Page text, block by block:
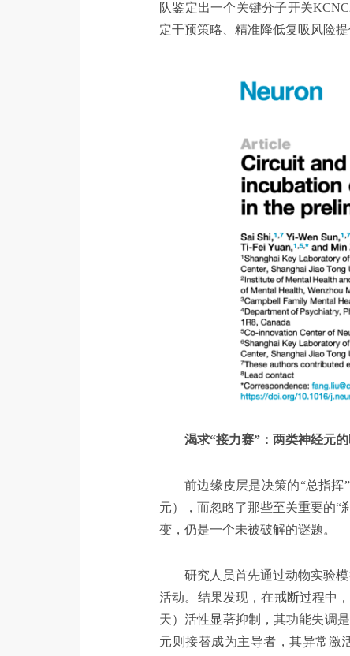
队鉴定出一个关键分子开关
定干预策略、精准降低复吸风险提
渴求“接力赛”：两类神经元
前边缘皮层是决策的“总指
元），而忽略了那些至关重要的“
变，仍是一个未被破解的谜题。
研究人员首先通过动物实验
活动。结果发现，在戒断过程中
天）活性显著抑制，其功能失调
元则接替成为主导者，其异常激